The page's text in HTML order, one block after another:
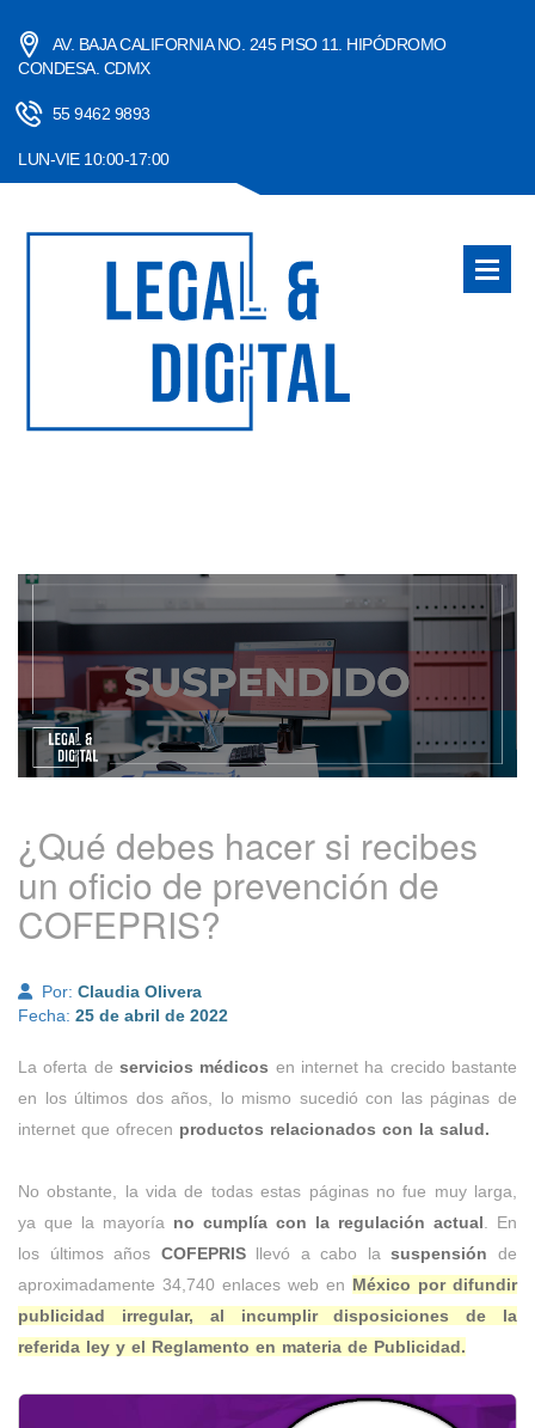
AV. BAJA CALIFORNIA NO. 245 PISO 11. HIPÓDROMO
CONDESA. CDMX
55 9462 9893
LUN-VIE 10:00-17:00
¿Qué debes hacer si recibes
un oficio de prevención de
COFEPRIS?
Por: Claudia Olivera
Fecha: 25 de abril de 2022
La oferta de servicios médicos en internet ha crecido bastante
en los últimos dos años, lo mismo sucedió con las páginas de
internet que ofrecen productos relacionados con la salud.
No obstante, la vida de todas estas páginas no fue muy larga,
ya que la mayoría no cumplía con la regulación actual . En
los últimos años COFEPRISllevó a cabo lasuspensión de
aproximadamente 34,740 enlaces web en México por difundir
publicidad irregular, al incumplir disposiciones de la
referida ley y el Reglamento en materia de Publicidad.